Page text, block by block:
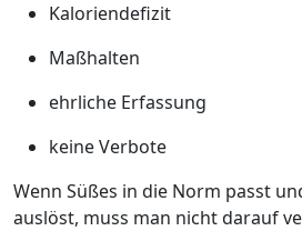
Kaloriendefizit
Maßhalten
ehrliche Erfassung
keine Verbote
Wenn Süßes in die Norm passt
auslöst, muss man nicht darauf